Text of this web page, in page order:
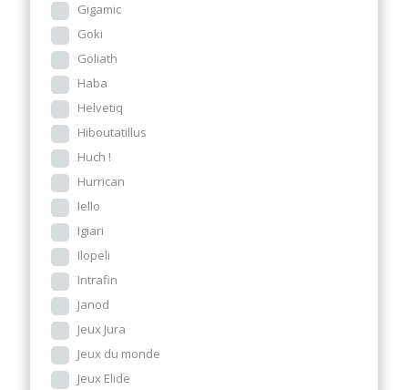
Gigamic
Goki
Goliath
Haba
Helvetiq
Hiboutatillus
Huch !
Hurrican
Iello
Igiari
Ilopeli
Intrafin
Janod
Jeux Jura
Jeux du monde
Jeux Elide